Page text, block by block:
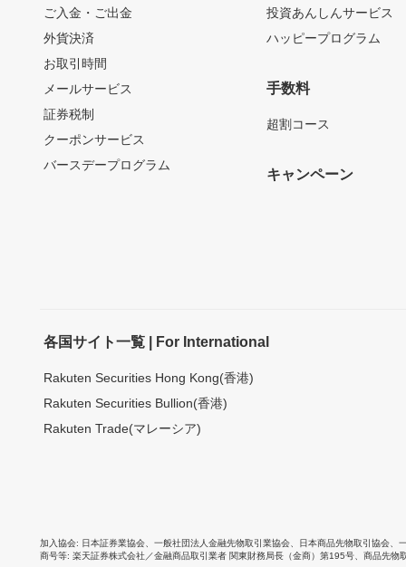
ご入金・ご出金
外貨決済
お取引時間
メールサービス
証券税制
クーポンサービス
バースデープログラム
投資あんしんサービス
ハッピープログラム
手数料
超割コース
キャンペーン
各国サイト一覧 | For International
Rakuten Securities Hong Kong(香港)
Rakuten Securities Bullion(香港)
Rakuten Trade(マレーシア)
加入協会 日本証券業協会 一般社団法人金融先物取引業協会 日本商品先物取引協会
商号等 楽天証券株式会社／金融商品取引業者 関東財務局長（金商）第195号、商品先物